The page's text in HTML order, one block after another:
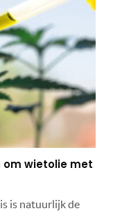
om wietolie met
is natuurlijk de